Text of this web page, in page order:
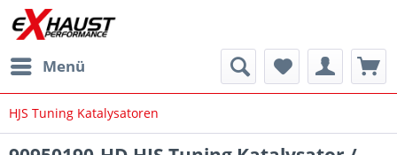
Menü
HJS Tuning Katalysatoren